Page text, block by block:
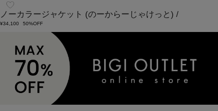
ノーカラージャケット (のーからーじゃけっと) /
¥34,100 50%OFF